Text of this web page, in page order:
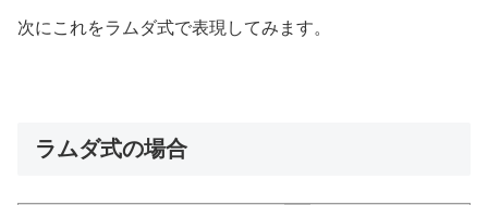
次にこれをラムダ式で表現してみます。
ラムダ式の場合